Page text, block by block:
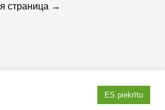
страница →
ES piekrītu